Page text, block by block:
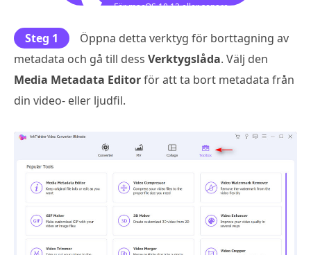
För macOS 10.12 eller senare
Steg 1
Öppna detta verktyg för borttagning av
metadata och gå till dess Verktygslåda. Välj den
Media Metadata Editorför att ta bort metadata från
din video- eller ljudfil.